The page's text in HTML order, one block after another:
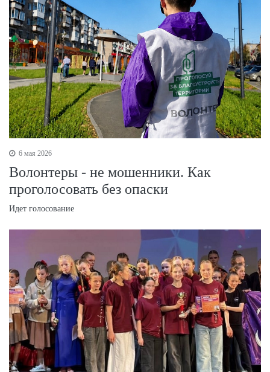
6 мая 2026
Волонтеры - не мошенники. Как
проголосовать без опаски
Идет голосование